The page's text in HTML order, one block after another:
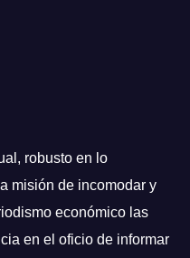
robusto en lo
misión de incomodar y
económico las
en el oficio de informar